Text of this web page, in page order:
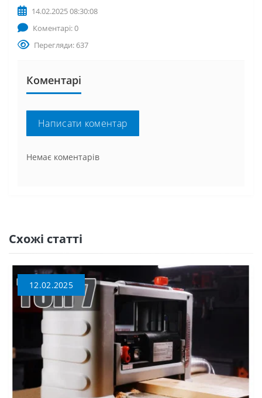
14.02.2025 08:30:08
Коментарі: 0
Перегляди: 637
Коментарі
Написати коментар
Немає коментарів
Схожі статті
12.02.2025